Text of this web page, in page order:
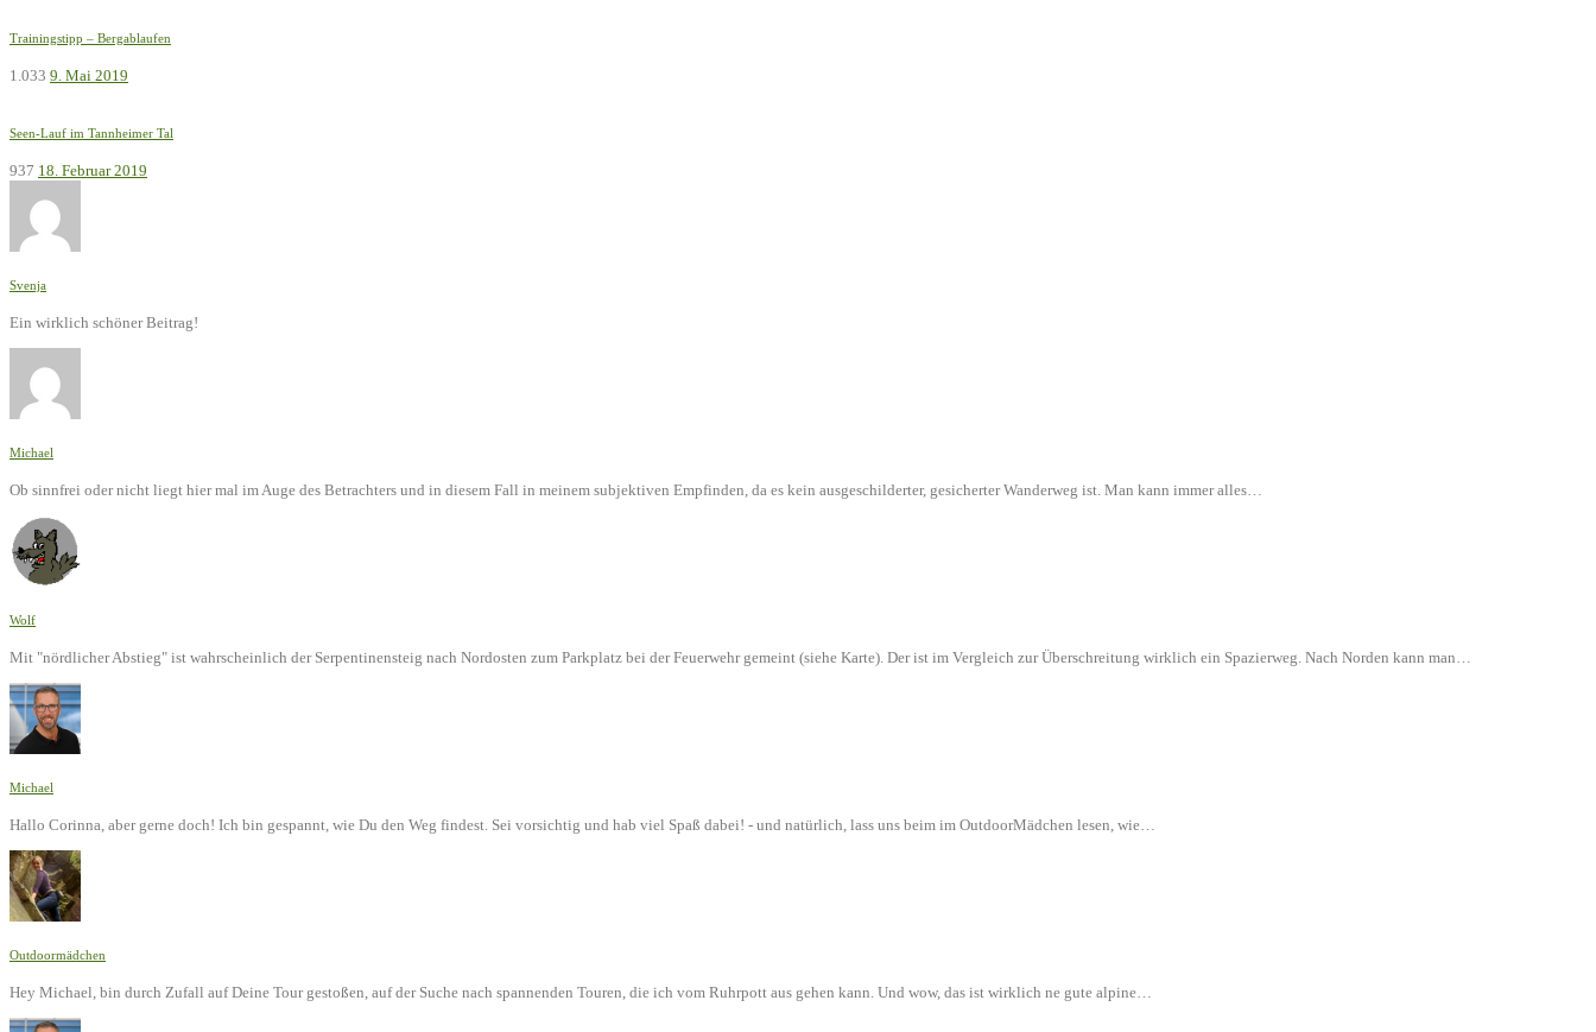
Trainingstipp – Bergablaufen
1.033 9. Mai 2019
Seen-Lauf im Tannheimer Tal
937 18. Februar 2019
Svenja
Ein wirklich schöner Beitrag!
Michael
Ob sinnfrei oder nicht liegt hier mal im Auge des Betrachters und in diesem Fall in meinem subjektiven Empfinden, da es kein ausgeschilderter, gesicherter Wanderweg ist. Man kann immer alles…
Wolf
Mit "nördlicher Abstieg" ist wahrscheinlich der Serpentinensteig nach Nordosten zum Parkplatz bei der Feuerwehr gemeint (siehe Karte). Der ist im Vergleich zur Überschreitung wirklich ein Spazierweg. Nach Norden kann man…
Michael
Hallo Corinna, aber gerne doch! Ich bin gespannt, wie Du den Weg findest. Sei vorsichtig und hab viel Spaß dabei! - und natürlich, lass uns beim im OutdoorMädchen lesen, wie…
Outdoormädchen
Hey Michael, bin durch Zufall auf Deine Tour gestoßen, auf der Suche nach spannenden Touren, die ich vom Ruhrpott aus gehen kann. Und wow, das ist wirklich ne gute alpine…